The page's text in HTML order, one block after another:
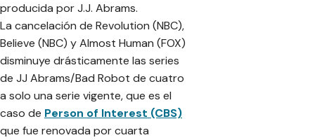
producida por J.J. Abrams.
La cancelación de Revolution (NBC),
Believe (NBC) y Almost Human (FOX)
disminuye drásticamente las series
de JJ Abrams/Bad Robot de cuatro
a solo una serie vigente, que es el
caso de Person of Interest (CBS)
que fue renovada por cuarta